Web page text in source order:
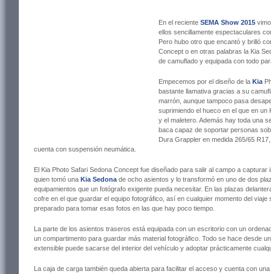
En el reciente SEMA Show 2015
ellos sencillamente espectaculares
Pero hubo otro que encantó y brilló
Concept o en otras palabras la Kia
de camuflado y equipada con todo
Empecemos por el diseño de la Kia
bastante llamativa gracias a su
marrón, aunque tampoco pasa
suprimiendo el hueco en el que en
y el maletero. Además hay toda una
baca capaz de soportar personas
Dura Grappler en medida 265/65
cuenta con suspensión neumática.
El Kia Photo Safari Sedona Concept fue diseñado para salir al campo a
quien tomó una Kia Sedona de ocho asientos y lo transformó en uno de dos
equipamientos que un fotógrafo exigente pueda necesitar. En las plazas
cofre en el que guardar el equipo fotográfico, así en cualquier momento del
preparado para tomar esas fotos en las que hay poco tiempo.
La parte de los asientos traseros está equipada con un escritorio con un
un compartimento para guardar más material fotográfico. Todo se hace desde
extensible puede sacarse del interior del vehículo y adoptar prácticamente
La caja de carga también queda abierta para facilitar el acceso y cuenta con